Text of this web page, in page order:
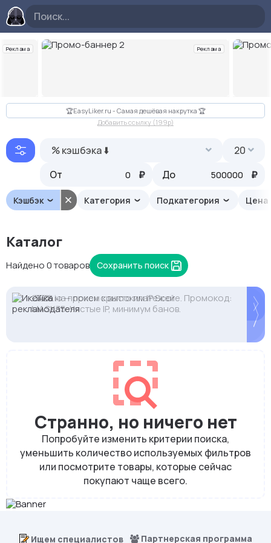
Реклама Реклама
Слайд 2 из 10
🏆EasyLiker.ru - Самая дешёвая накрутка 🏆
Добавить ссылку (199p)
% кэшбэка ⬇️
От
₽ До ₽
20
Категория Подкатегория Цена
Кэшбэк
Каталог
Найдено 0 товаров Сохранить поиск
2328.io — прием крипто платежей
Proxys.io - лучшие прокси 💚 Подберём под ваши
задачи 🚀 Промокод Store - 20% на всё!
-35% на прокси с высоким IP Score. Промокод:
MASK35. Чистые IP, минимум банов.
Странно, но ничего нет
Попробуйте изменить критерии поиска,
уменьшить количество используемых фильтров
или посмотрите товары, которые сейчас
покупают чаще всего.
Ищем специалистов Партнерская программа